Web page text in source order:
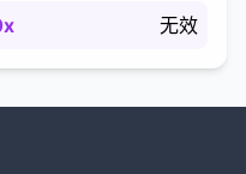
无效